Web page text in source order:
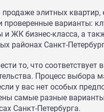
продаже элитных
проверенные варианты:
ЖК бизнес-класса, а
районах Санкт-
то, что соответствует
Процесс выбора
у вас нет особых
самые разные
Санкт-Петербурга.